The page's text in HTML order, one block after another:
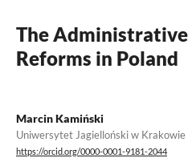
The Administrative
Reforms in Poland
Marcin Kamiński
Uniwersytet Jagielloński w Krakowie
https://orcid.org/0000-0001-9181-2044